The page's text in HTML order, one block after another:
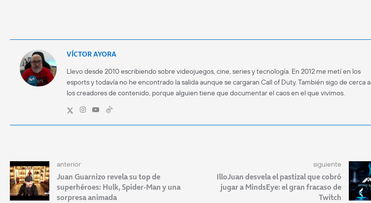
VÍCTOR AYORA
Llevo desde 2010 escribiendo sobre videojuegos, cine, series y tecnología. En 2012 me metí en los
esports y todavía no he encontrado la salida aunque se cargaran Call of Duty. También sigo de cerca a
los creadores de contenido, porque alguien tiene que documentar el caos en el que vivimos.
anterior
Juan Guarnizo revela su top de
superhéroes: Hulk, Spider-Man y una
sorpresa animada
siguiente
IlloJuan desvela el pastizal que cobró
jugar a MindsEye: el gran fracaso de
Twitch